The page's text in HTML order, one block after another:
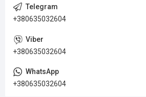
+380635032604
+380635032604
+380635032604